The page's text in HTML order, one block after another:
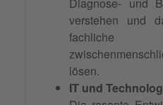
Diagnose- und
verstehen und
lösen.
IT und